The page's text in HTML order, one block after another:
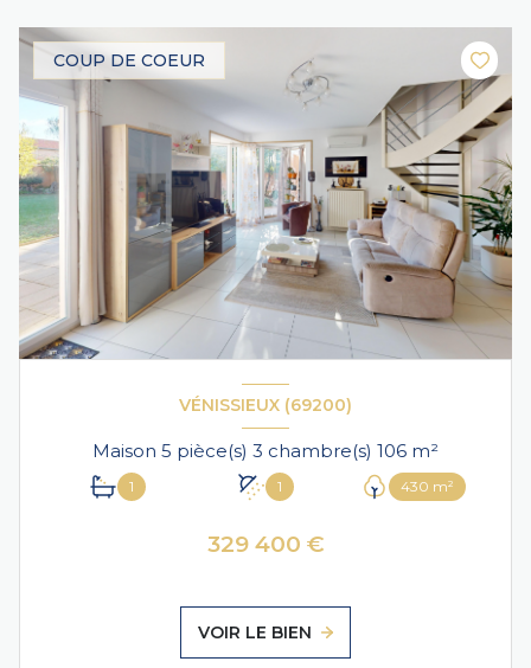
COUP DE COEUR
VÉNISSIEUX (69200)
Maison 5 pièce(s) 3 chambre(s) 106 m²
1 1 430 m²
329 400 €
VOIR LE BIEN